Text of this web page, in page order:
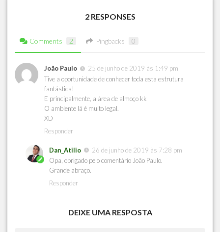
2 RESPONSES
Comments 2 Pingbacks 0
João Paulo
25 de junho de 2019 às 1:49 pm
Tive a oportunidade de conhecer toda esta estrutura
fantástica!
E principalmente, a área de almoço kk
O ambiente lá é muito legal.
XD
Responder
Dan_Atilio
26 de junho de 2019 às 7:28 pm
Opa, obrigado pelo comentário João Paulo.
Grande abraço.
Responder
DEIXE UMA RESPOSTA